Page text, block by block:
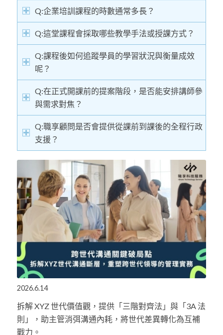
Q:企業培訓課程的時數通常多長？
Q:這堂課程會採取哪些教學手法或授課方式？
Q:課程後如何追蹤學員的學習狀況與衡量成效
呢？
Q:在正式開課前的提案階段，是否能安排講師參
與需求對焦？
Q:職享顧問是否會提供從課前到課後的全程行政
支援？
2026.6.14
拆解 XYZ 世代價值觀，提供「三階對齊法」與「3A 法
則」，助主管消弭溝通內耗，將世代差異轉化為互補
戰力。